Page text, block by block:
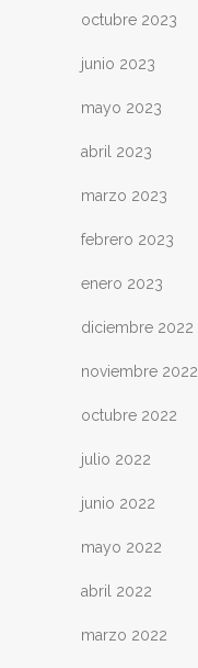
octubre 2023
junio 2023
mayo 2023
abril 2023
marzo 2023
febrero 2023
enero 2023
diciembre 2022
noviembre 2022
octubre 2022
julio 2022
junio 2022
mayo 2022
abril 2022
marzo 2022